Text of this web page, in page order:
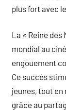
plus fort avec
La « Reine
mondial au
engouement
Ce succès
jeunes, tout
grâce au